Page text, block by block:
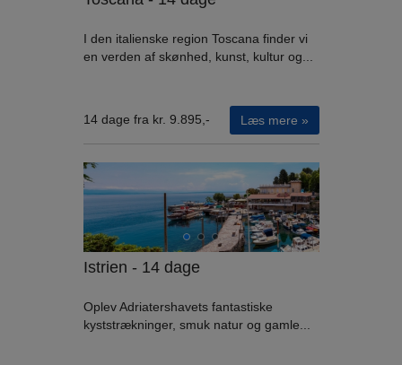
I den italienske region Toscana finder vi
en verden af skønhed, kunst, kultur og...
14 dage fra kr. 9.895,- Læs mere »
Istrien - 14 dage
Oplev Adriatershavets fantastiske
kyststrækninger, smuk natur og gamle...